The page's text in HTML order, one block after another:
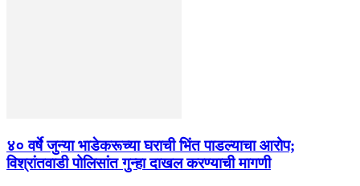
४० वर्षे जुन्या भाडेकरूच्या घराची भिंत पाडल्याचा आरोप;
विश्रांतवाडी पोलिसांत गुन्हा दाखल करण्याची मागणी